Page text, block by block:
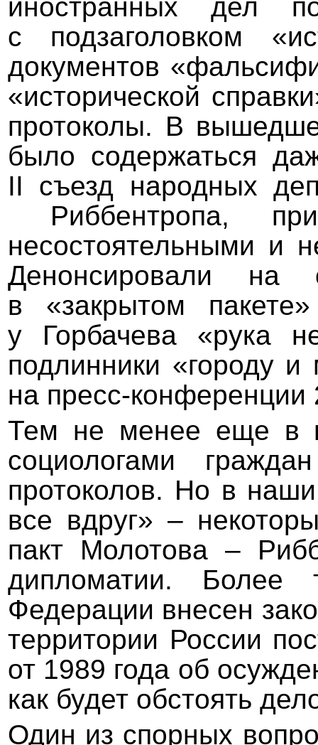
иностранных дел
с подзаголовком
документов
«исторической
протоколы. В
было содержаться
II съезд народных
Риббентропа,
несостоятельными и
Денонсировали на
в «закрытом
у Горбачева «рука
подлинники «городу
на пресс-конференции
Тем не менее еще в
социологами
протоколов. Но в
все вдруг» –
пакт Молотова –
дипломатии. Более
Федерации внесен
территории России
от 1989 года об
как будет обстоять
Один из спорных